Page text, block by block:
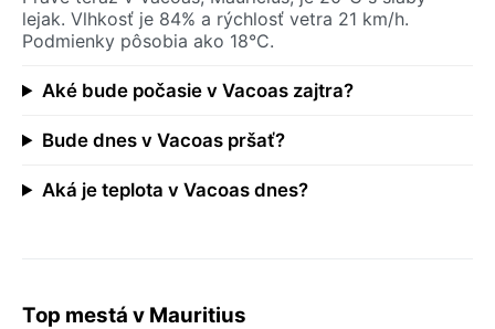
lejak. Vlhkosť je 84% a rýchlosť vetra 21 km/h.
Podmienky pôsobia ako 18°C.
Aké bude počasie v Vacoas zajtra?
Bude dnes v Vacoas pršať?
Aká je teplota v Vacoas dnes?
Top mestá v Mauritius